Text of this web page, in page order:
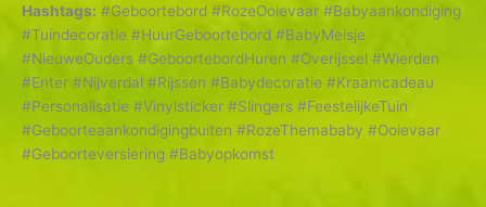
Hashtags: #Geboortebord #RozeOoievaar #Babyaankondiging
#Tuindecoratie #HuurGeboortebord #BabyMeisje
#NieuweOuders #GeboortebordHuren #Overijssel #Wierden
#Enter #Nijverdal #Rijssen #Babydecoratie #Kraamcadeau
#Personalisatie #Vinylsticker #Slingers #FeestelijkeTuin
#Geboorteaankondigingbuiten #RozeThemababy #Ooievaar
#Geboorteversiering #Babyopkomst